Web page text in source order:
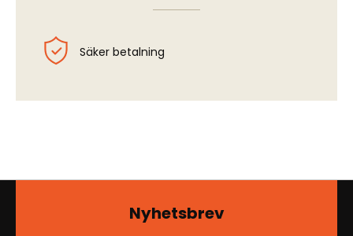
Säker betalning
Nyhetsbrev